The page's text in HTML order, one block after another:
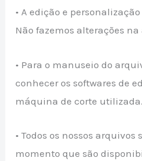
• A edição e
Não fazemos alterações na
• Para o manuseio do
conhecer os softwares de
máquina de corte utilizada.
• Todos os nossos arquivos
momento que são